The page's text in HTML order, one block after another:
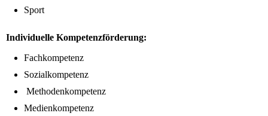
Sport
Individuelle Kompetenzförderung:
Fachkompetenz
Sozialkompetenz
Methodenkompetenz
Medienkompetenz